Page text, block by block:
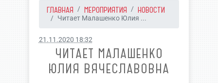
ГЛАВНАЯ МЕРОПРИЯТИЯ НОВОСТИ
Читает Малашенко Юлия ...
21.11.2020 18:32
ЧИТАЕТ МАЛАШЕНКО
ЮЛИЯ ВЯЧЕСЛАВОВНА